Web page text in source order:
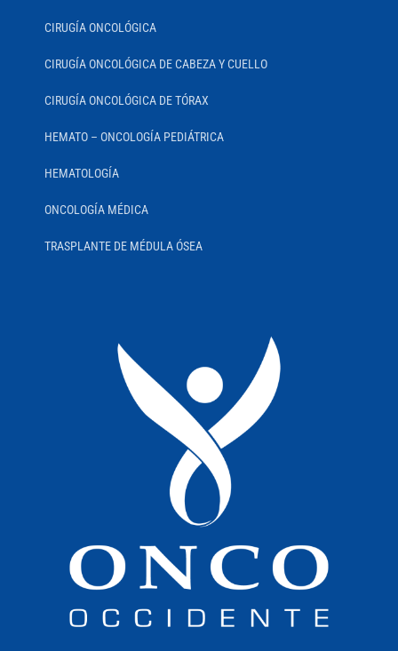
CIRUGÍA ONCOLÓGICA
CIRUGÍA ONCOLÓGICA DE CABEZA Y CUELLO
CIRUGÍA ONCOLÓGICA DE TÓRAX
HEMATO – ONCOLOGÍA PEDIÁTRICA
HEMATOLOGÍA
ONCOLOGÍA MÉDICA
TRASPLANTE DE MÉDULA ÓSEA